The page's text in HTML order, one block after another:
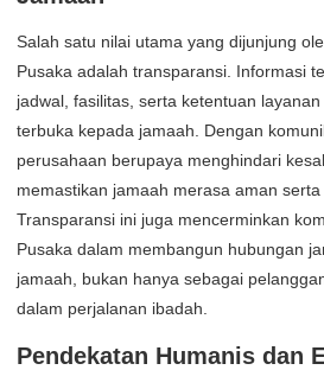
Salah satu nilai utama yang dijunjung
Pusaka adalah transparansi. Informasi
jadwal, fasilitas, serta ketentuan
terbuka kepada jamaah. Dengan
perusahaan berupaya menghindari
memastikan jamaah merasa aman serta
Transparansi ini juga mencerminkan
Pusaka dalam membangun hubungan
jamaah, bukan hanya sebagai
dalam perjalanan ibadah.
Pendekatan Humanis dan